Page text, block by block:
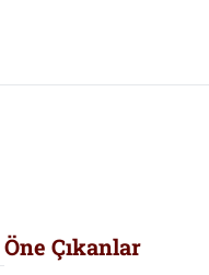
Öne Çıkanlar